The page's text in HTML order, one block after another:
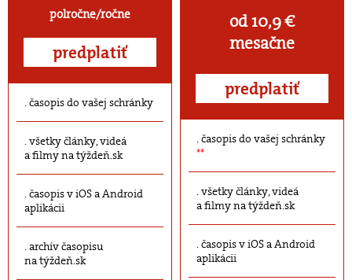
polročne/ročne
predplatiť
časopis do vašej schránky
všetky články, videá
a filmy na týždeň.sk
časopis v iOS a Android
aplikácii
archív časopisu
na týždeň.sk
od 10,9 €
mesačne
predplatiť
časopis do vašej schránky
**
všetky články, videá
a filmy na týždeň.sk
časopis v iOS a Android
aplikácii